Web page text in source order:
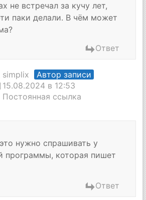
не встречал за кучу лет,
паки делали. В чём может
Ответ
simplix
Автор записи
15.08.2024 в 12:53
Постоянная ссылка
нужно спрашивать у
программы, которая пишет
Ответ